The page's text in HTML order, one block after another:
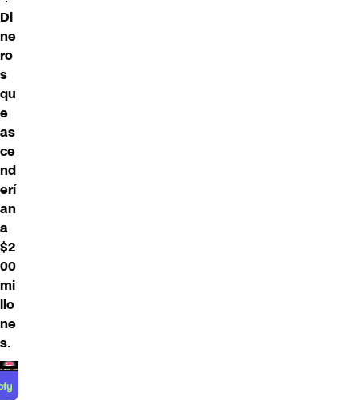
Di
ne
ro
s
qu
e
as
ce
nd
erí
an
a
$2
00
mi
llo
ne
s.